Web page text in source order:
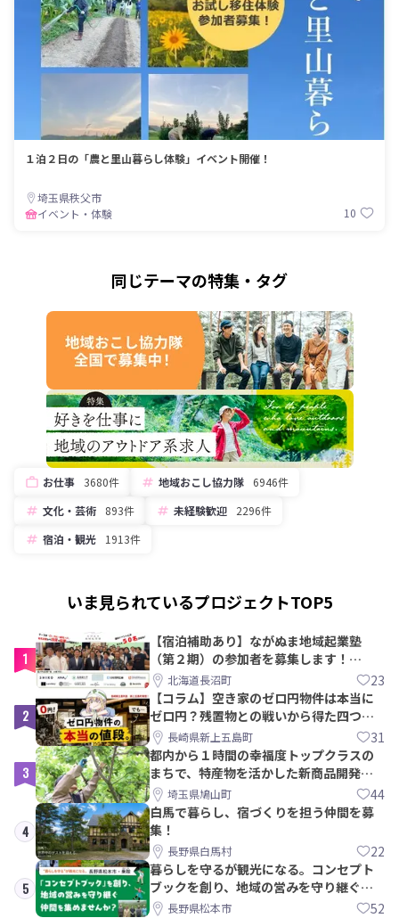
１泊２日の「農と里山暮らし体験」イベント開催！
埼玉県秩父市
イベント・体験
10
同じテーマの特集・タグ
お仕事 3680件 地域おこし協力隊
6946件
文化・芸術
893件 未経験歓迎
2296件
宿泊・観光
1913件
いま見られているプロジェクトTOP5
1
【宿泊補助あり】ながぬま地域起業塾
（第２期）の参加者を募集します！
【8/21〆】
北海道長沼町 23
2
【コラム】空き家のゼロ円物件は本当に
ゼロ円？残置物との戦いから得た四つの
教訓｜新上五島町
長崎県新上五島町 31
3
都内から１時間の幸福度トップクラスの
まちで、特産物を活かした新商品開発＆
PRメンバー募集！
埼玉県鳩山町 44
4
白馬で暮らし、宿づくりを担う仲間を募
集！
長野県白馬村 22
5
暮らしを守るが観光になる。コンセプト
ブックを創り、地域の営みを守り継ぐ仲
間を集めませんか？
長野県松本市 52